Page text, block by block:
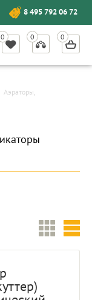
8 495 792 06 72
Аэраторы,